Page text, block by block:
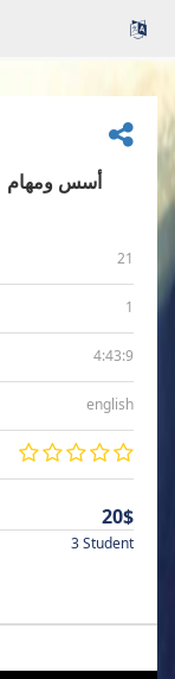
21
1
4:43:9
english
20$
3 Student